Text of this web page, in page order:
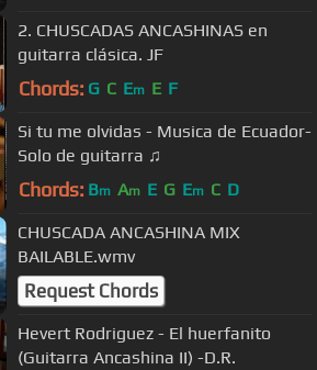
2. CHUSCADAS ANCASHINAS en
guitarra clásica. JF
Chords: G C Em E F
Si tu me olvidas - Musica de Ecuador-
Solo de guitarra ♫
Chords: Bm Am E G Em C D
CHUSCADA ANCASHINA MIX
BAILABLE.wmv
Request Chords
Hevert Rodriguez - El huerfanito
(Guitarra Ancashina II) -D.R.